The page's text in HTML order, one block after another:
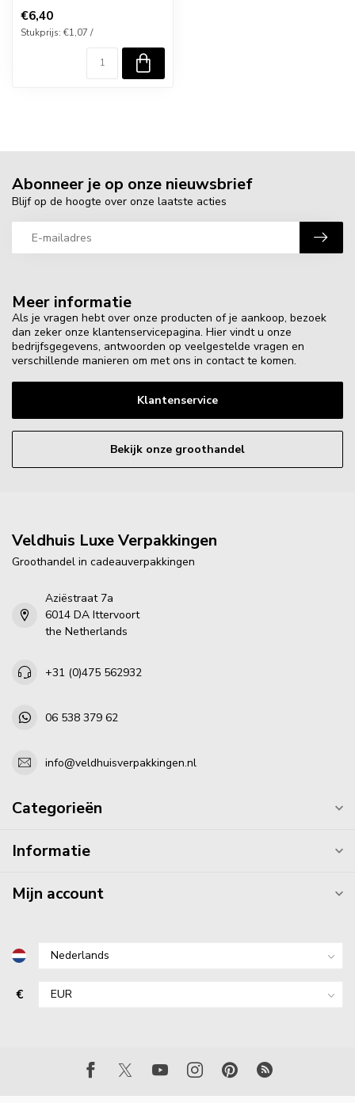
€6,40
Stukprijs: €1,07 /
Meer informatie
Als je vragen hebt over onze producten of je aankoop, bezoek
dan zeker onze klantenservicepagina. Hier vindt u onze
bedrijfsgegevens, antwoorden op veelgestelde vragen en
verschillende manieren om met ons in contact te komen.
Klantenservice
Bekijk onze groothandel
Abonneer je op onze nieuwsbrief
Blijf op de hoogte over onze laatste acties
Veldhuis Luxe Verpakkingen
Groothandel in cadeauverpakkingen
Aziëstraat 7a
6014 DA Ittervoort
the Netherlands
+31 (0)475 562932
06 538 379 62
info@veldhuisverpakkingen.nl
Categorieën
Informatie
Mijn account
€